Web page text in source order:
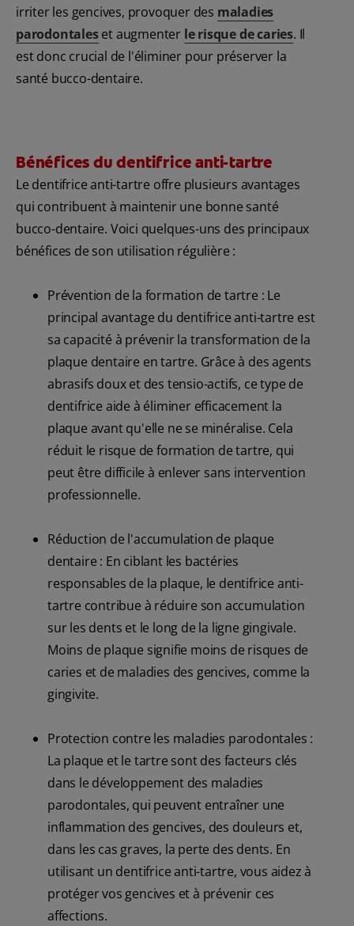
irriter les gencives, provoquer des maladies
parodontaleset augmenter le risque de caries. Il
est donc crucial de l'éliminer pour préserver la
santé bucco-dentaire.
Bénéfices du dentifrice anti-tartre
Le dentifrice anti-tartre offre plusieurs avantages
qui contribuent à maintenir une bonne santé
bucco-dentaire. Voici quelques-uns des principaux
bénéfices de son utilisation régulière :
Prévention de la formation de tartre : Le
principal avantage du dentifrice anti-tartre est
sa capacité à prévenir la transformation de la
plaque dentaire en tartre. Grâce à des agents
abrasifs doux et des tensio-actifs, ce type de
dentifrice aide à éliminer efficacement la
plaque avant qu'elle ne se minéralise. Cela
réduit le risque de formation de tartre, qui
peut être difficile à enlever sans intervention
professionnelle.
Réduction de l'accumulation de plaque
dentaire : En ciblant les bactéries
responsables de la plaque, le dentifrice anti-
tartre contribue à réduire son accumulation
sur les dents et le long de la ligne gingivale.
Moins de plaque signifie moins de risques de
caries et de maladies des gencives, comme la
gingivite.
Protection contre les maladies parodontales :
La plaque et le tartre sont des facteurs clés
dans le développement des maladies
parodontales, qui peuvent entraîner une
inflammation des gencives, des douleurs et,
dans les cas graves, la perte des dents. En
utilisant un dentifrice anti-tartre, vous aidez à
protéger vos gencives et à prévenir ces
affections.